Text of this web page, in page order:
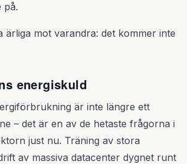
på.
ärliga mot varandra: det kommer inte
energiskuld
är inte längre ett
– det är en av de hetaste frågorna i
just nu. Träning av stora
av massiva datacenter dygnet runt